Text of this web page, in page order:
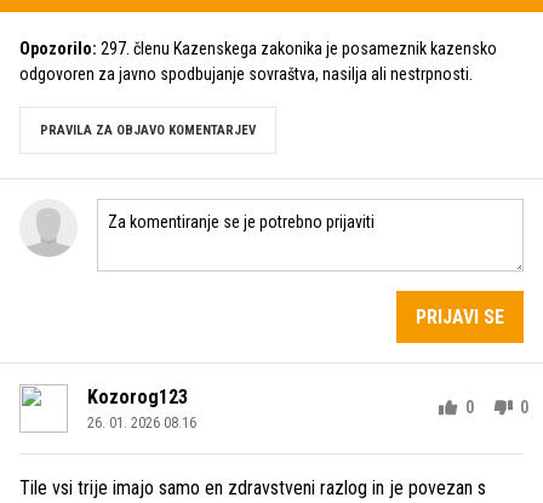
Opozorilo: 297. členu Kazenskega zakonika je posameznik kazensko
odgovoren za javno spodbujanje sovraštva, nasilja ali nestrpnosti.
PRAVILA ZA OBJAVO KOMENTARJEV
PRIJAVI SE
Kozorog123
26. 01. 2026 08.16
0 0
Tile vsi trije imajo samo en zdravstveni razlog in je povezan s